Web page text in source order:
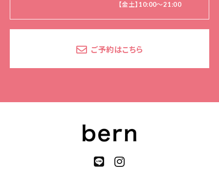
【金土】10:00〜21:00
ご予約はこちら